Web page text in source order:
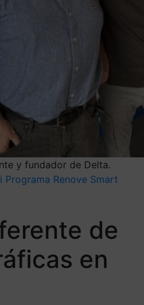
y fundador de Delta.
Programa Renove Smart
de
en